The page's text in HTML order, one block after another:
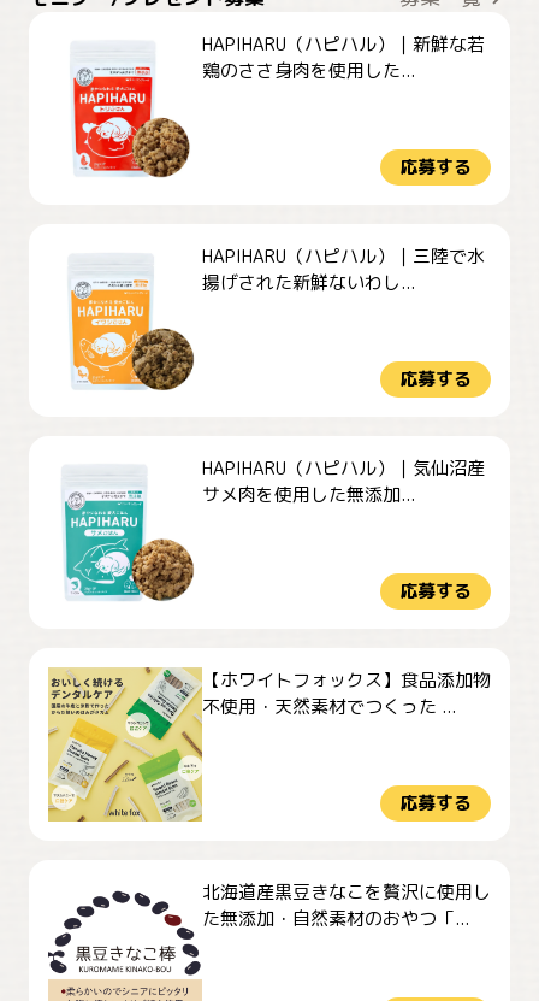
HAPIHARU（ハピハル）｜新鮮な若
鶏のささ身肉を使用した...
応募する
HAPIHARU（ハピハル）｜三陸で水
揚げされた新鮮ないわし...
応募する
HAPIHARU（ハピハル）｜気仙沼産
サメ肉を使用した無添加...
応募する
【ホワイトフォックス】食品添加物
不使用・天然素材でつくった ...
応募する
北海道産黒豆きなこを贅沢に使用し
た無添加・自然素材のおやつ「...